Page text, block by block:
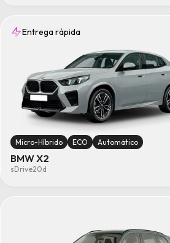
Entrega rápida
Micro-Híbrido ECO Automático
BMW X2
sDrive20d